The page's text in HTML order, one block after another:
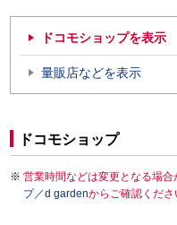
ドコモショップを表示
量販店などを表示
ドコモショップ
営業時間などは変更となる場
プ／d gardenからご確認くださ